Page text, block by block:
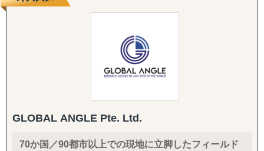
◆以下はこれまで当社で実績が多く、特にニーズの高い支
↳ AIが出した"答えっぽいもの"を、現地のリアルで答え合
年７月には観光産業の伸びの著しい石垣市に八重山事務所
沖縄をハブに、台湾・中国・香港・ベトナム・タイ・マ
レーシア・シンガポール・インドネシア・オーストラリ
ア・ニュージーランド・イギリス・ドイツ・ブラジル各国
にパートナーエージェントを配置し、アメリカ合衆国・イ
察等も直接支援可能、幅広く皆様の海外展開とインバウン
ド事業をサポートしております。
GLOBAL ANGLE Pte. Ltd.
70か国／90都市以上での現地に立脚したフィールド